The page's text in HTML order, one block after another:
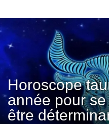
Horoscope
année pour
être